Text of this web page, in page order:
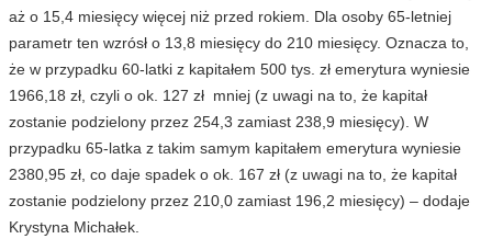
aż o 15,4 miesięcy więcej niż przed rokiem. Dla osoby 65-letniej
parametr ten wzrósł o 13,8 miesięcy do 210 miesięcy. Oznacza to,
że w przypadku 60-latki z kapitałem 500 tys. zł emerytura wyniesie
1966,18 zł, czyli o ok. 127 zł mniej (z uwagi na to, że kapitał
zostanie podzielony przez 254,3 zamiast 238,9 miesięcy). W
przypadku 65-latka z takim samym kapitałem emerytura wyniesie
2380,95 zł, co daje spadek o ok. 167 zł (z uwagi na to, że kapitał
zostanie podzielony przez 210,0 zamiast 196,2 miesięcy) – dodaje
Krystyna Michałek.